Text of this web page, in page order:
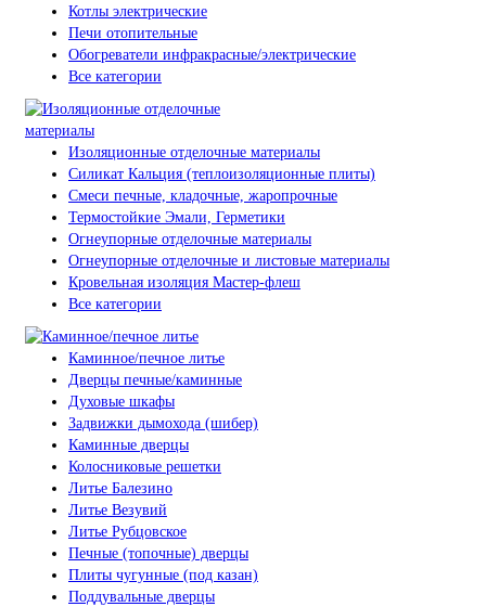
Котлы электрические
Печи отопительные
Обогреватели инфракрасные/электрические
Все категории
Изоляционные отделочные материалы
Силикат Кальция (теплоизоляционные плиты)
Смеси печные, кладочные, жаропрочные
Термостойкие Эмали, Герметики
Огнеупорные отделочные материалы
Огнеупорные отделочные и листовые материалы
Кровельная изоляция Мастер-флеш
Все категории
Каминное/печное литье
Дверцы печные/каминные
Духовые шкафы
Задвижки дымохода (шибер)
Каминные дверцы
Колосниковые решетки
Литье Балезино
Литье Везувий
Литье Рубцовское
Печные (топочные) дверцы
Плиты чугунные (под казан)
Поддувальные дверцы